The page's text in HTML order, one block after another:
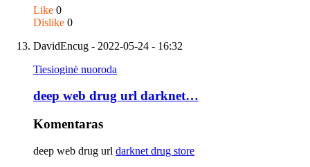
Like 0
Dislike 0
DavidEncug - 2022-05-24 - 16:32
Tiesioginė nuoroda
deep web drug url darknet…
Komentaras
deep web drug url darknet drug store